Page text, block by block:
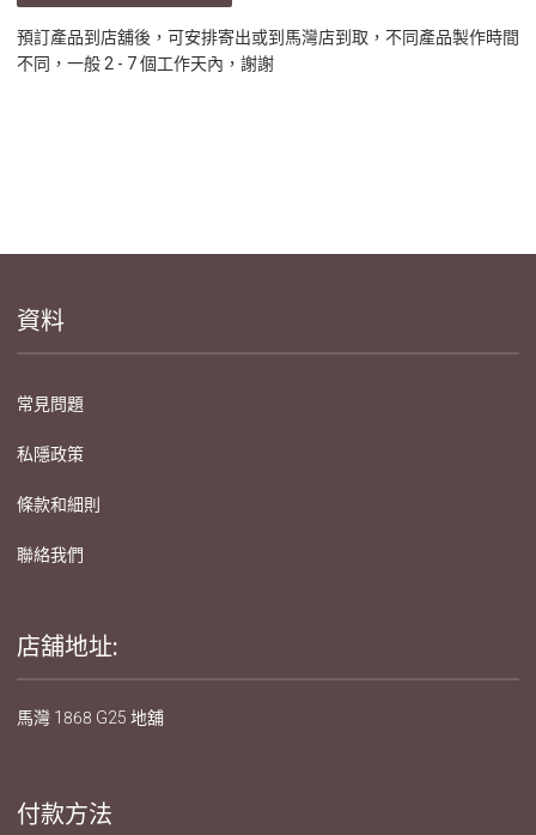
預訂產品到店舖後，可安排寄出或到馬灣店到取，不同產品製作時間
不同，一般 2 - 7 個工作天內，謝謝
資料
常見問題
私隱政策
條款和細則
聯絡我們
店舖地址:
馬灣 1868 G25 地舖
付款方法